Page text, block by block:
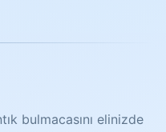
bulmacasını elinizde